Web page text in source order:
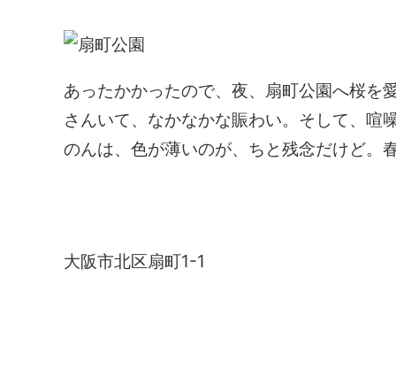
あったかかったので、夜、扇町公園へ桜を
さんいて、なかなかな賑わい。そして、喧
のんは、色が薄いのが、ちと残念だけど。
大阪市北区扇町1-1